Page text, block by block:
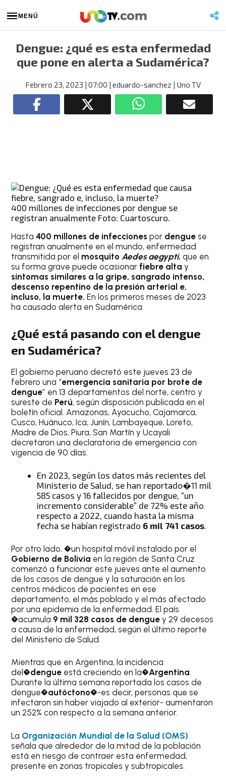
MENÚ
Dengue: ¿qué es esta enfermedad
que pone en alerta a Sudamérica?
Febrero 23, 2023 | 07:00 | eduardo-sanchez | Uno TV
400 millones de infecciones por dengue se
registran anualmente Foto: Cuartoscuro.
Hasta 400 millones de infeccionespor denguese
registran anualmente en el mundo, enfermedad
transmitida por el mosquito Aedes aegypti,que en
su forma grave puede ocasionar fiebre altay
síntomas similares a la gripe, sangrado intenso,
descenso repentino de la presión arterial e,
incluso, la muerte. En los primeros meses de 2023
ha causado alerta en Sudamérica.
¿Qué está pasando con el dengue
en Sudamérica?
El gobierno peruano decretó este jueves 23 de
febrero una “emergencia sanitaria por brote de
dengue” en 13 departamentos del norte, centro y
sureste de Perú, según disposición publicada en el
boletín oficial. Amazonas, Ayacucho, Cajamarca,
Cusco, Huánuco, Ica, Junín, Lambayeque, Loreto,
Madre de Dios, Piura, San Martín y Ucayali
decretaron una declaratoria de emergencia con
vigencia de 90 días.
En 2023, según los datos más recientes del
Ministerio de Salud, se han reportado�11 mil
585 casos y 16 fallecidos por dengue, “un
incremento considerable” de 72% este año
respecto a 2022, cuando hasta la misma
fecha se habían registrado 6 mil 741 casos.
Por otro lado, �un hospital móvil instalado por el
Gobierno de Bolivia en la región de Santa Cruz
comenzó a funcionar este jueves ante el aumento
de los casos de dengue y la saturación en los
centros médicos de pacientes en ese
departamento, el más poblado y el más afectado
por una epidemia de la enfermedad. El país
�acumula 9 mil 328 casos de denguey 29 decesos
a causa de la enfermedad, según el último reporte
del Ministerio de Salud.
Mientras que en Argentina, la incidencia
del�dengue está creciendo en la�Argentina.
Durante la última semana reportada los casos de
dengue�autóctono�-es decir, personas que se
infectaron sin haber viajado al exterior- aumentaron
un 252% con respecto a la semana anterior.
La Organización Mundial de la Salud (OMS)
señala que alrededor de la mitad de la población
está en riesgo de contraer esta enfermedad,
presente en zonas tropicales y subtropicales.